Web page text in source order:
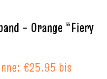
– Orange “Fiery
€25.95 bis